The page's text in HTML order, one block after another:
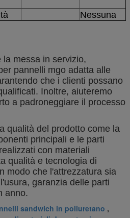
Nessuna
messa in servizio,
pannelli mgo adatta alle
che i clienti possano
Inoltre, aiuteremo
a padroneggiare il processo
qualità del prodotto come la
principali e le parti
con materiali
qualità e tecnologia di
modo che l'attrezzatura sia
garanzia delle parti
anno.
sandwich in poliuretano ,